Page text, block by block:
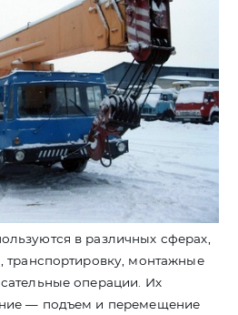
в различных сферах,
транспортировку, монтажные
операции. Их
— подъем и перемещение